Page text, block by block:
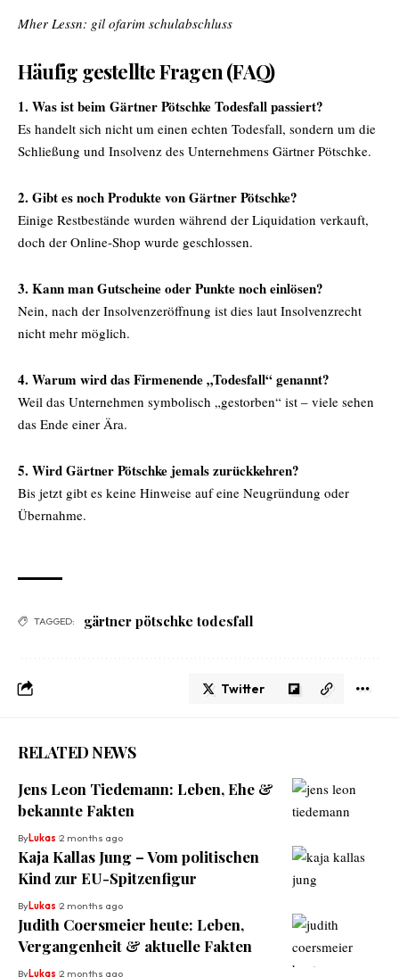
Mher Lessn: gil ofarim schulabschluss
Häufig gestellte Fragen (FAQ)
1. Was ist beim Gärtner Pötschke Todesfall passiert?
Es handelt sich nicht um einen echten Todesfall, sondern um die
Schließung und Insolvenz des Unternehmens Gärtner Pötschke.
2. Gibt es noch Produkte von Gärtner Pötschke?
Einige Restbestände wurden während der Liquidation verkauft,
doch der Online-Shop wurde geschlossen.
3. Kann man Gutscheine oder Punkte noch einlösen?
Nein, nach der Insolvenzeröffnung ist dies laut Insolvenzrecht
nicht mehr möglich.
4. Warum wird das Firmenende „Todesfall“ genannt?
Weil das Unternehmen symbolisch „gestorben“ ist – viele sehen
das Ende einer Ära.
5. Wird Gärtner Pötschke jemals zurückkehren?
Bis jetzt gibt es keine Hinweise auf eine Neugründung oder
Übernahme.
TAGGED: gärtner pötschke todesfall
Twitter
RELATED NEWS
Jens Leon Tiedemann: Leben, Ehe &
bekannte Fakten
ByLukas 2 months ago
Kaja Kallas Jung – Vom politischen
Kind zur EU-Spitzenfigur
ByLukas 2 months ago
Judith Coersmeier heute: Leben,
Vergangenheit & aktuelle Fakten
ByLukas 2 months ago